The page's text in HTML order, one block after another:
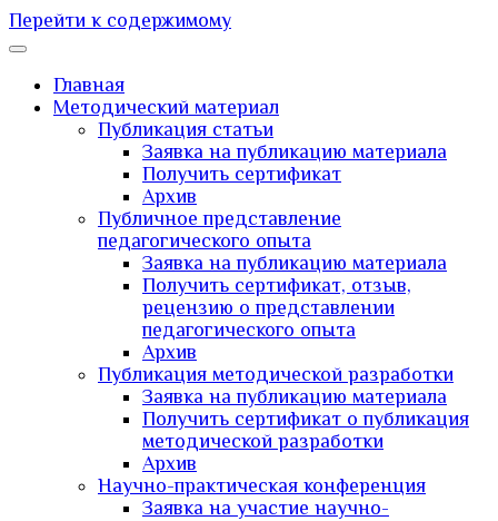
Перейти к содержимому
Главная
Методический материал
Публикация статьи
Заявка на публикацию материала
Получить сертификат
Архив
Публичное представление
педагогического опыта
Заявка на публикацию материала
Получить сертификат, отзыв,
рецензию о представлении
педагогического опыта
Архив
Публикация методической разработки
Заявка на публикацию материала
Получить сертификат о публикация
методической разработки
Архив
Научно-практическая конференция
Заявка на участие научно-